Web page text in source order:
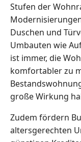
Stufen der
Duschen und
Umbauten wie
ist immer, die
komfortabler zu
große Wirkung
Zudem fördern
altersgerechten